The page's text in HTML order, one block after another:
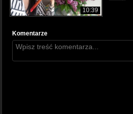
10:39
Komentarze